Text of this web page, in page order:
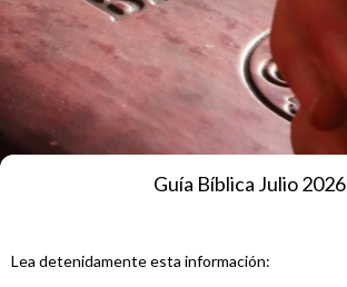
Guía Bíblica Julio 2026
Lea detenidamente esta información: